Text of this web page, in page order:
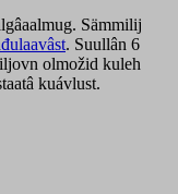
Sämmilij
. Suullân 6
olmožid kuleh
kuávlust.